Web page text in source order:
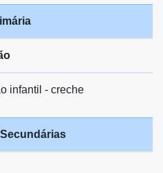
infantil - creche